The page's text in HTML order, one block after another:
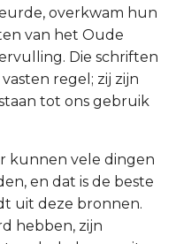
overkwam hun
van het Oude
Die schriften
regel; zij zijn
tot ons gebruik
kunnen vele dingen
en dat is de beste
uit deze bronnen.
hebben, zijn